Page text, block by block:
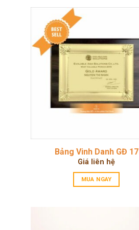
Bảng Vinh Danh GĐ 17
Giá liên hệ
MUA NGAY